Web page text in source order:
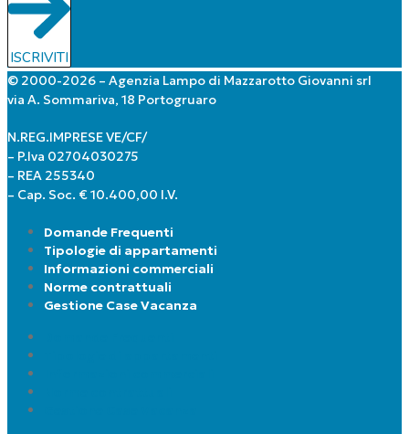
ISCRIVITI
© 2000-2026 – Agenzia Lampo di Mazzarotto Giovanni srl
via A. Sommariva, 18 Portogruaro
N.REG.IMPRESE VE/CF/
– P.Iva 02704030275
– REA 255340
– Cap. Soc. € 10.400,00 I.V.
Domande Frequenti
Tipologie di appartamenti
Informazioni commerciali
Norme contrattuali
Gestione Case Vacanza